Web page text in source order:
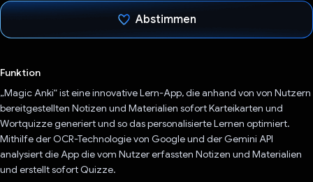
Abstimmen
Funktion
„Magic Anki“ ist eine innovative Lern-App, die anhand von von Nutzern
bereitgestellten Notizen und Materialien sofort Karteikarten und
Wortquizze generiert und so das personalisierte Lernen optimiert.
Mithilfe der OCR-Technologie von Google und der Gemini API
analysiert die App die vom Nutzer erfassten Notizen und Materialien
und erstellt sofort Quizze.